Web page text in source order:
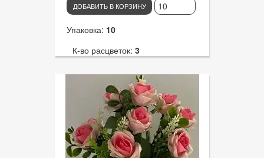
ДОБАВИТЬ В КОРЗИНУ
Упаковка: 10
К-во расцветок: 3
К-во голов:15
Артикул:3091
Диаметр цветка:3